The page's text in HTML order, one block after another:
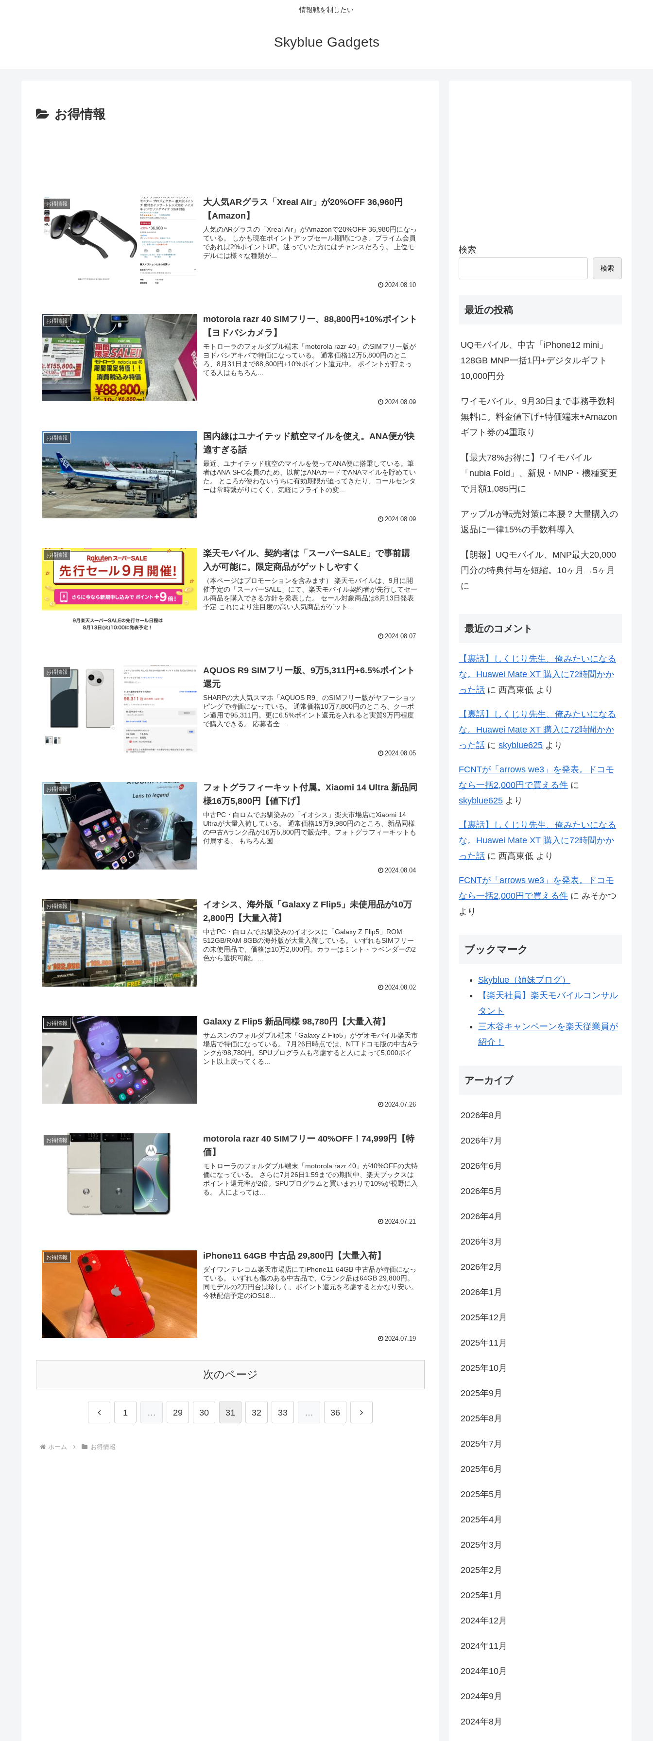
情報戦を制したい
Skyblue Gadgets
お得情報
お得情報
大人気ARグラス「Xreal Air」が20%OFF 36,960円
【Amazon】
人気のARグラスの「Xreal Air」がAmazonで20%OFF 36,980円になっ
ている。 しかも現在ポイントアップセール期間につき、プライム会員
であれば2%ポイントUP。迷っていた方にはチャンスだろう。 上位モ
デルには様々な種類が...
2024.08.10
お得情報
motorola razr 40 SIMフリー、88,800円+10%ポイント
【ヨドバシカメラ】
モトローラのフォルダブル端末「motorola razr 40」のSIMフリー版が
ヨドバシアキバで特価になっている。 通常価格12万5,800円のとこ
ろ、8月31日まで88,800円+10%ポイント還元中。 ポイントが貯まっ
てる人はもちろん...
2024.08.09
お得情報
国内線はユナイテッド航空マイルを使え。ANA便が快
適すぎる話
最近、ユナイテッド航空のマイルを使ってANA便に搭乗している。筆
者はANA SFC会員のため、以前はANAカードでANAマイルを貯めてい
た。 ところが使わないうちに有効期限が迫ってきたり、コールセンタ
ーは常時繋がりにくく、気軽にフライトの変...
2024.08.09
お得情報
楽天モバイル、契約者は「スーパーSALE」で事前購
入が可能に。限定商品がゲットしやすく
（本ページはプロモーションを含みます） 楽天モバイルは、9月に開
催予定の「スーパーSALE」にて、楽天モバイル契約者が先行してセー
ル商品を購入できる方針を発表した。 セール対象商品は8月13日発表
予定 これにより注目度の高い人気商品がゲット...
2024.08.07
お得情報
AQUOS R9 SIMフリー版、9万5,311円+6.5%ポイント
還元
SHARPの大人気スマホ「AQUOS R9」のSIMフリー版がヤフーショッ
ピングで特価になっている。 通常価格10万7,800円のところ、クーポ
ン適用で95,311円。更に6.5%ポイント還元を入れると実質9万円程度
で購入できる。 応募者全...
2024.08.05
お得情報
フォトグラフィーキット付属。Xiaomi 14 Ultra 新品同
様16万5,800円【値下げ】
中古PC・白ロムでお馴染みの「イオシス」楽天市場店にXiaomi 14
Ultraが大量入荷している。 通常価格19万9,980円のところ、新品同様
の中古Aランク品が16万5,800円で販売中。フォトグラフィーキットも
付属する。 もちろん国...
2024.08.04
お得情報
イオシス、海外版「Galaxy Z Flip5」未使用品が10万
2,800円【大量入荷】
中古PC・白ロムでお馴染みのイオシスに「Galaxy Z Flip5」ROM
512GB/RAM 8GBの海外版が大量入荷している。 いずれもSIMフリー
の未使用品で、価格は10万2,800円。カラーはミント・ラベンダーの2
色から選択可能。...
2024.08.02
お得情報 Galaxy Z Flip5 新品同様 98,780円【大量入荷】
サムスンのフォルダブル端末「Galaxy Z Flip5」がゲオモバイル楽天市
場店で特価になっている。 7月26日時点では、NTTドコモ版の中古Aラ
ンクが98,780円。SPUプログラムも考慮すると人によって5,000ポイ
ント以上戻ってくる...
2024.07.26
お得情報
motorola razr 40 SIMフリー 40%OFF！74,999円【特
価】
モトローラのフォルダブル端末「motorola razr 40」が40%OFFの大特
価になっている。 さらに7月26日1:59までの期間中、楽天ブックスは
ポイント還元率が2倍。SPUプログラムと買いまわりで10%が視野に入
る。 人によっては...
2024.07.21
お得情報 iPhone11 64GB 中古品 29,800円【大量入荷】
ダイワンテレコム楽天市場店にてiPhone11 64GB 中古品が特価になっ
ている。 いずれも傷のある中古品で、Cランク品は64GB 29,800円。
同モデルの2万円台は珍しく、ポイント還元を考慮するとかなり安い。
今秋配信予定のiOS18...
2024.07.19
次のページ
前 1 … 29 30 31 32 33 … 36 次
ホーム お得情報
検索
検索
最近の投稿
UQモバイル、中古「iPhone12 mini」
128GB MNP一括1円+デジタルギフト
10,000円分
ワイモバイル、9月30日まで事務手数料
無料に。料金値下げ+特価端末+Amazon
ギフト券の4重取り
【最大78%お得に】ワイモバイル
「nubia Fold」、新規・MNP・機種変更
で月額1,085円に
アップルが転売対策に本腰？大量購入の
返品に一律15%の手数料導入
【朗報】UQモバイル、MNP最大20,000
円分の特典付与を短縮。10ヶ月→5ヶ月
に
最近のコメント
【裏話】しくじり先生、俺みたいになる
な。Huawei Mate XT 購入に72時間かか
った話 に 西高東低 より
【裏話】しくじり先生、俺みたいになる
な。Huawei Mate XT 購入に72時間かか
った話 に skyblue625 より
FCNTが「arrows we3」を発表。ドコモ
なら一括2,000円で買える件 に
skyblue625 より
【裏話】しくじり先生、俺みたいになる
な。Huawei Mate XT 購入に72時間かか
った話 に 西高東低 より
FCNTが「arrows we3」を発表。ドコモ
なら一括2,000円で買える件 に みそかつ
より
ブックマーク
Skyblue（姉妹ブログ）
【楽天社員】楽天モバイルコンサル
タント
三木谷キャンペーンを楽天従業員が
紹介！
アーカイブ
2026年8月
2026年7月
2026年6月
2026年5月
2026年4月
2026年3月
2026年2月
2026年1月
2025年12月
2025年11月
2025年10月
2025年9月
2025年8月
2025年7月
2025年6月
2025年5月
2025年4月
2025年3月
2025年2月
2025年1月
2024年12月
2024年11月
2024年10月
2024年9月
2024年8月